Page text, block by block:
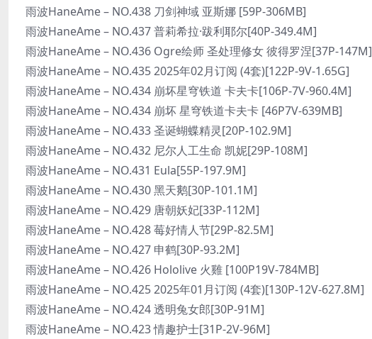
雨波HaneAme – NO.438 刀剑神域 亚斯娜 [59P-306MB]
雨波HaneAme – NO.437 普莉希拉·跋利耶尔[40P-349.4M]
雨波HaneAme – NO.436 Ogre绘师 圣处理修女 彼得罗涅[37P-147M]
雨波HaneAme – NO.435 2025年02月订阅 (4套)[122P-9V-1.65G]
雨波HaneAme – NO.434 崩坏星穹铁道 卡夫卡[106P-7V-960.4M]
雨波HaneAme – NO.434 崩坏 星穹铁道卡夫卡 [46P7V-639MB]
雨波HaneAme – NO.433 圣诞蝴蝶精灵[20P-102.9M]
雨波HaneAme – NO.432 尼尔人工生命 凯妮[29P-108M]
雨波HaneAme – NO.431 Eula[55P-197.9M]
雨波HaneAme – NO.430 黑天鹅[30P-101.1M]
雨波HaneAme – NO.429 唐朝妖妃[33P-112M]
雨波HaneAme – NO.428 莓好情人节[29P-82.5M]
雨波HaneAme – NO.427 申鹤[30P-93.2M]
雨波HaneAme – NO.426 Hololive 火雞 [100P19V-784MB]
雨波HaneAme – NO.425 2025年01月订阅 (4套)[130P-12V-627.8M]
雨波HaneAme – NO.424 透明兔女郎[30P-91M]
雨波HaneAme – NO.423 情趣护士[31P-2V-96M]